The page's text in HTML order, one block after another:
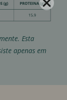
Esta
apenas em